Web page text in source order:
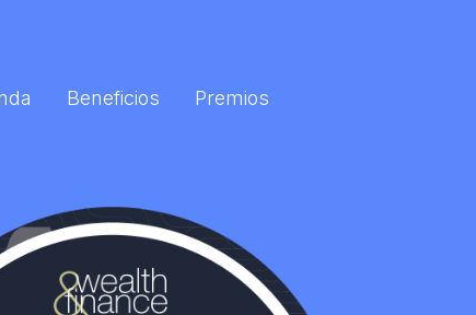
Beneficios Premios